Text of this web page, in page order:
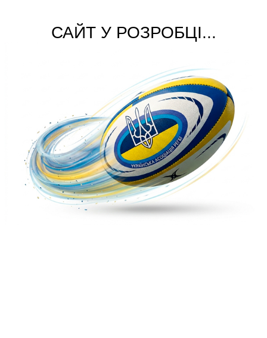
САЙТ У РОЗРОБЦІ...